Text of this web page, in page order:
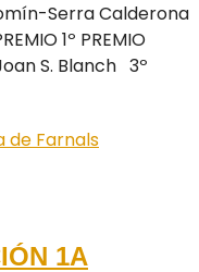
Serra Calderona
1º PREMIO
S. Blanch 3º
1A